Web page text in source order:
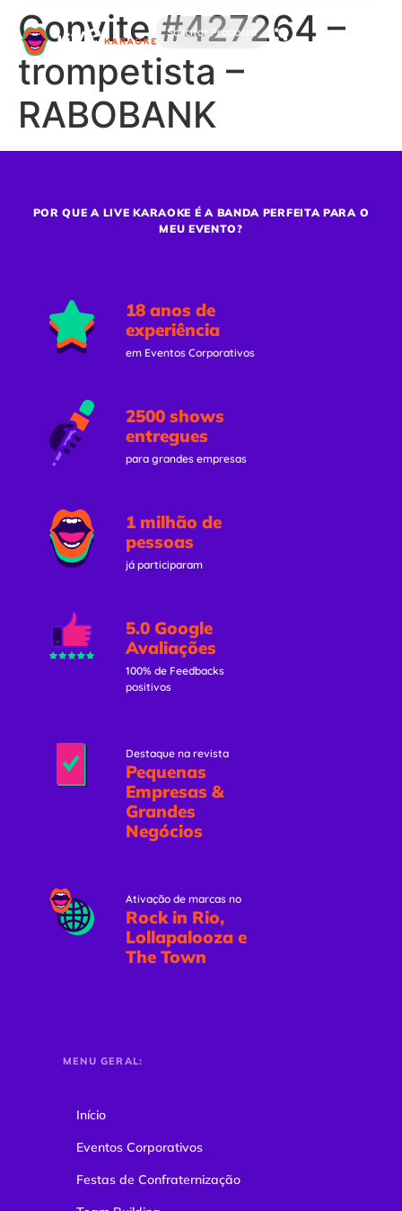
Solicitar Proposta
Convite #427264 –
trompetista –
RABOBANK
POR QUE A LIVE KARAOKE É A BANDA PERFEITA PARA O
MEU EVENTO?
18 anos de
experiência
em Eventos Corporativos
2500 shows
entregues
para grandes empresas
1 milhão de
pessoas
já participaram
5.0 Google
Avaliações
100% de Feedbacks
positivos
Destaque na revista
Pequenas
Empresas &
Grandes
Negócios
Ativação de marcas no
Rock in Rio,
Lollapalooza e
The Town
MENU GERAL:
Início
Eventos Corporativos
Festas de Confraternização